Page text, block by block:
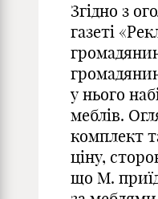
Згідно з
газеті
у нього
меблів.
комплект
ціну,
що М.